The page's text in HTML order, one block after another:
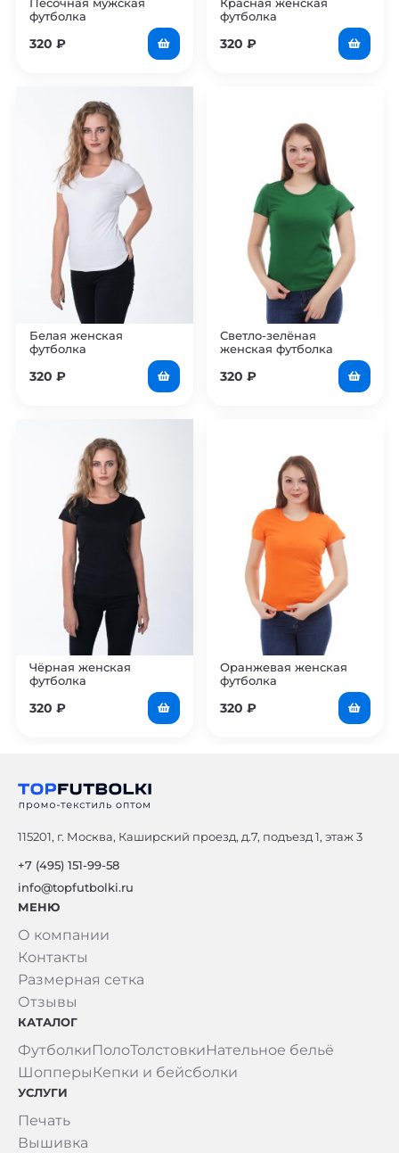
Песочная мужская
футболка
320 ₽
Красная женская
футболка
320 ₽
Белая женская
футболка
320 ₽
Светло-зелёная
женская футболка
320 ₽
Чёрная женская
футболка
320 ₽
Оранжевая женская
футболка
320 ₽
115201, г. Москва, Каширский проезд, д.7, подъезд 1, этаж 3
+7 (495) 151-99-58
info@topfutbolki.ru
МЕНЮ
О компании
Контакты
Размерная сетка
Отзывы
КАТАЛОГ
ФутболкиПолоТолстовкиНательное бельё
Шопперы Кепки и бейсболки
УСЛУГИ
Печать
Вышивка